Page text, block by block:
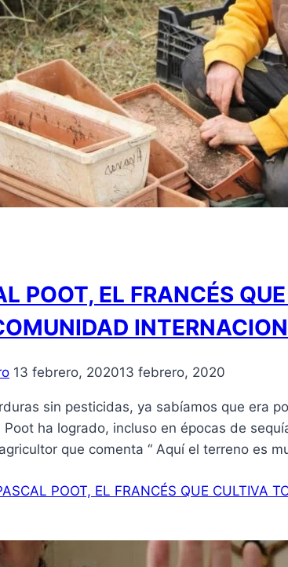
POOT, EL FRANCÉS
13 febrero, 202013 febrero, 2020
sin pesticidas, ya sabíamos que era
Poot ha logrado, incluso en épocas de
que comenta “ Aquí el terreno es
POOT, EL FRANCÉS QUE CULTIVA